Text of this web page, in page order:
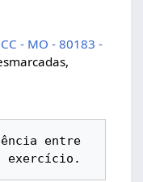
CC - MO - 80183 -
entre